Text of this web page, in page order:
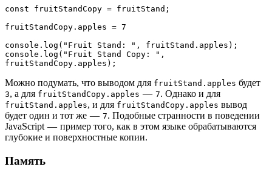
const fruitStandCopy = fruitStand;
fruitStandCopy.apples = 7
console.log("Fruit Stand: ", fruitStand.apples);
console.log("Fruit Stand Copy: ",
fruitStandCopy.apples);
Можно подумать, что выводом для fruitStand.apples будет
3, а для fruitStandCopy.apples — 7. Однако и для
fruitStand.apples, и для fruitStandCopy.apples вывод
будет один и тот же — 7. Подобные странности в поведении
JavaScript — пример того, как в этом языке обрабатываются
глубокие и поверхностные копии.
Память